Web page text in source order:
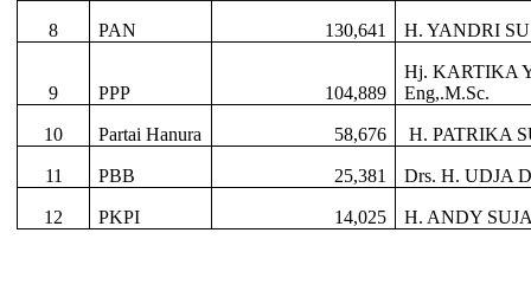
8 PAN 130,641 H. YANDRI
9 PPP 104,889
Hj. KARTIKA
Eng,.M.Sc.
10 Partai Hanura 58,676 H. PATRIKA
11 PBB 25,381 Drs. H. UDJA
12 PKPI 14,025 H. ANDY